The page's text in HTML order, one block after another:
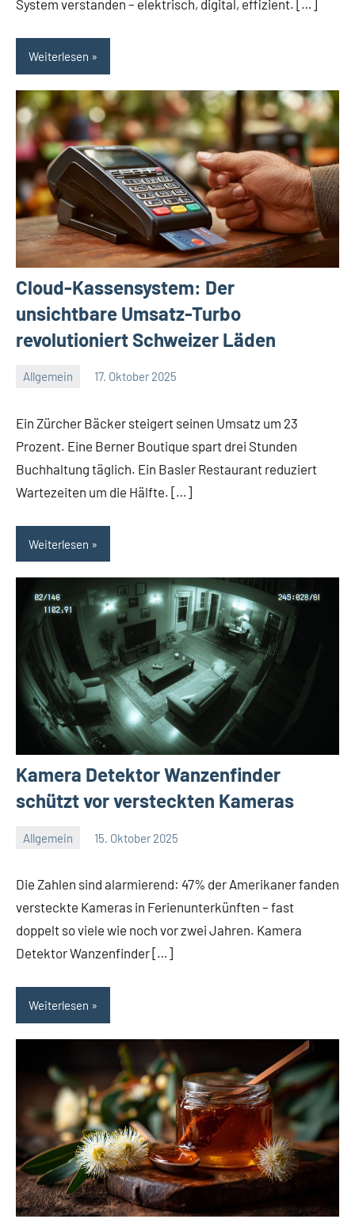
System verstanden – elektrisch, digital, effizient. […]
Weiterlesen
Cloud-Kassensystem: Der
unsichtbare Umsatz-Turbo
revolutioniert Schweizer Läden
Allgemein 17. Oktober 2025
Redaktion
Keine
Ein Zürcher Bäcker steigert seinen Umsatz um 23
Prozent. Eine Berner Boutique spart drei Stunden
Buchhaltung täglich. Ein Basler Restaurant reduziert
Wartezeiten um die Hälfte. […]
Weiterlesen
Kamera Detektor Wanzenfinder
schützt vor versteckten Kameras
Allgemein 15. Oktober 2025
Redaktion
Keine
Die Zahlen sind alarmierend: 47% der Amerikaner fanden
versteckte Kameras in Ferienunterkünften – fast
doppelt so viele wie noch vor zwei Jahren. Kamera
Detektor Wanzenfinder […]
Weiterlesen